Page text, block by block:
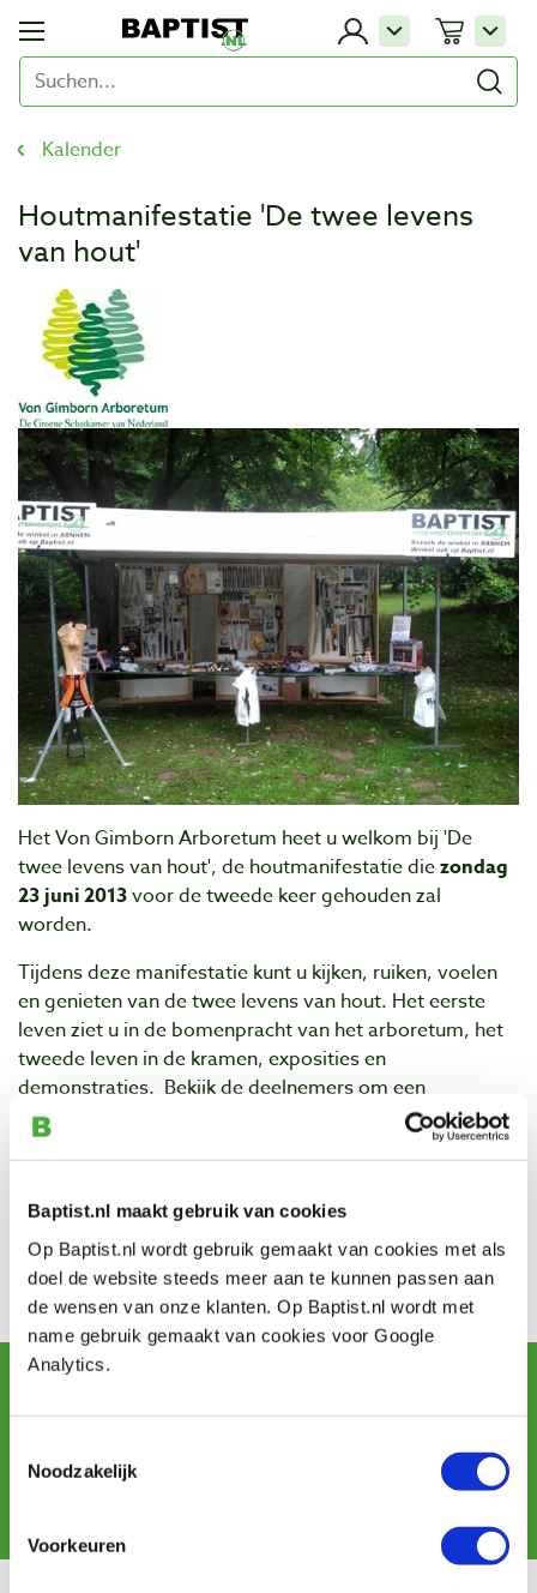
Baptist.nl maakt gebruik van cookies
Op Baptist.nl wordt gebruik gemaakt van cookies met als
doel de website steeds meer aan te kunnen passen aan
de wensen van onze klanten. Op Baptist.nl wordt met
name gebruik gemaakt van cookies voor Google
Analytics.
Noodzakelijk
Voorkeuren
Kalender
Houtmanifestatie 'De twee levens
van hout'
Het Von Gimborn Arboretum heet u welkom bij 'De
twee levens van hout', de houtmanifestatie diezondag
23 juni 2013voor de tweede keer gehouden zal
worden.
Tijdens deze manifestatie kunt u kijken, ruiken, voelen
en genieten van de twee levens van hout. Het eerste
leven ziet u in de bomenpracht van het arboretum, het
tweede leven in de kramen, exposities en
demonstraties. Bekijk de deelnemers om een
voorproefje te krijgen van een fantastisch evenement.
Kontakt
PLZ: 3941 BZ
Ort: Doorn
Bezoek de website
Newsletter abonnieren